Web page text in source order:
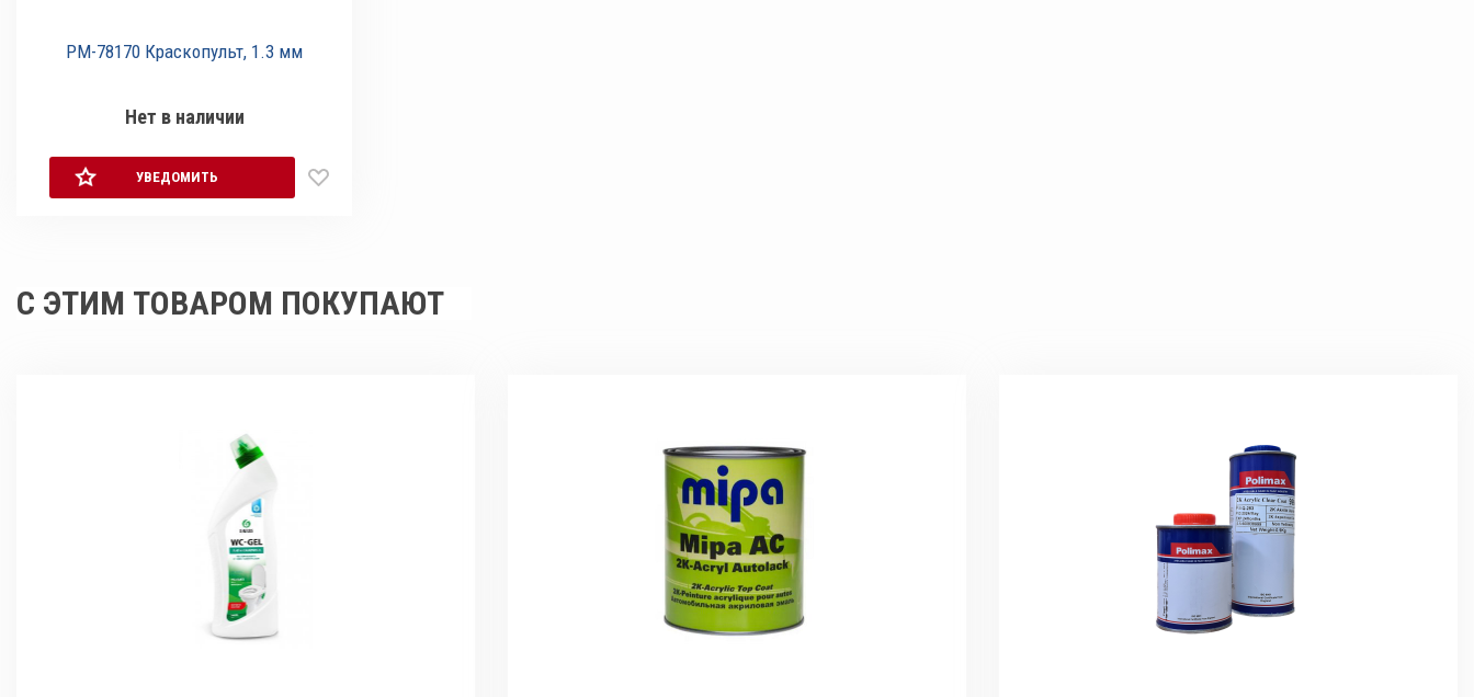
РМ-78170 Краскопульт, 1.3 мм
Нет в наличии
УВЕДОМИТЬ
С ЭТИМ ТОВАРОМ ПОКУПАЮТ